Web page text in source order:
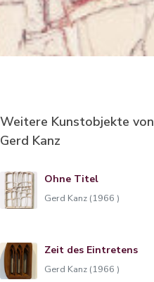
Weitere Kunstobjekte von
Gerd Kanz
Ohne Titel
Gerd Kanz (1966 )
Zeit des Eintretens
Gerd Kanz (1966 )